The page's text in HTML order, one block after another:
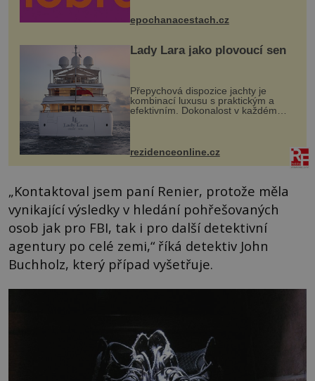
mohou těšit na víno, burčák, pes...
epochanacestach.cz
Lady Lara jako plovoucí sen
Přepychová dispozice jachty je
kombinací luxusu s praktickým a
efektivním. Dokonalost v každém
detailu představuje značka Fendi
Casa, kterou byly vybaveny její
paluby. Monacký přístav nabízí
každoročn...
rezidenceonline.cz
„Kontaktoval jsem paní Renier, protože měla
vynikající výsledky v hledání pohřešovaných
osob jak pro FBI, tak i pro další detektivní
agentury po celé zemi,“ říká detektiv John
Buchholz, který případ vyšetřuje.